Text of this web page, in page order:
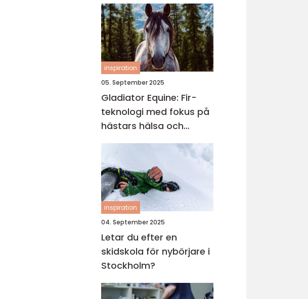
inspiration
05. September 2025
Gladiator Equine: Fir-
teknologi med fokus på
hästars hälsa och
välbefinnande
inspiration
04. September 2025
Letar du efter en
skidskola för nybörjare i
Stockholm?